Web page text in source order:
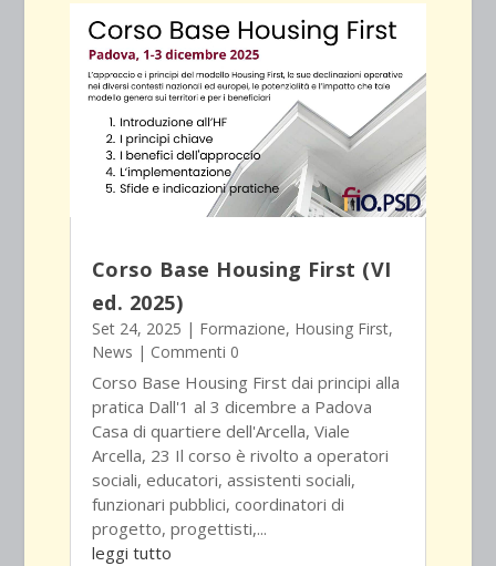
Corso Base Housing First (VI
ed. 2025)
Set 24, 2025 | Formazione, Housing First,
News | Commenti 0
Corso Base Housing First dai principi alla
pratica Dall'1 al 3 dicembre a Padova
Casa di quartiere dell'Arcella, Viale
Arcella, 23 Il corso è rivolto a operatori
sociali, educatori, assistenti sociali,
funzionari pubblici, coordinatori di
progetto, progettisti,...
leggi tutto